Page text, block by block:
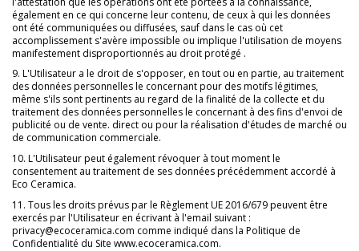
également en ce qui concerne leur contenu, de ceux à qui les données
ont été communiquées ou diffusées, sauf dans le cas où cet
accomplissement s'avère impossible ou implique l'utilisation de moyens
manifestement disproportionnés au droit protégé .
9. L'Utilisateur a le droit de s'opposer, en tout ou en partie, au traitement
des données personnelles le concernant pour des motifs légitimes,
même s'ils sont pertinents au regard de la finalité de la collecte et du
traitement des données personnelles le concernant à des fins d'envoi de
publicité ou de vente. direct ou pour la réalisation d'études de marché ou
de communication commerciale.
10. L'Utilisateur peut également révoquer à tout moment le
consentement au traitement de ses données précédemment accordé à
Eco Ceramica.
11. Tous les droits prévus par le Règlement UE 2016/679 peuvent être
exercés par l'Utilisateur en écrivant à l'email suivant :
privacy@ecoceramica.com comme indiqué dans la Politique de
Confidentialité du Site www.ecoceramica.com.